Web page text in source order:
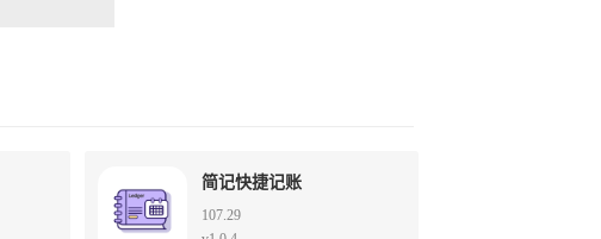
简记快捷记账
107.29